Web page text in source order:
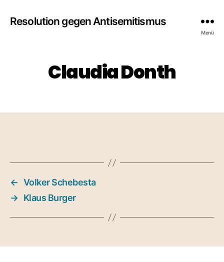
Resolution gegen Antisemitismus
Menü
Claudia Donth
← Volker Schebesta
→ Klaus Burger